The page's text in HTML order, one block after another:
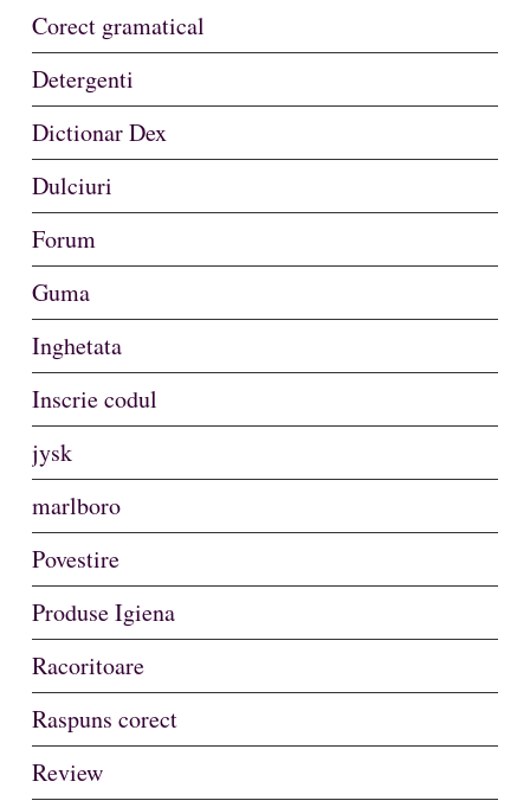
Corect gramatical
Detergenti
Dictionar Dex
Dulciuri
Forum
Guma
Inghetata
Inscrie codul
jysk
marlboro
Povestire
Produse Igiena
Racoritoare
Raspuns corect
Review